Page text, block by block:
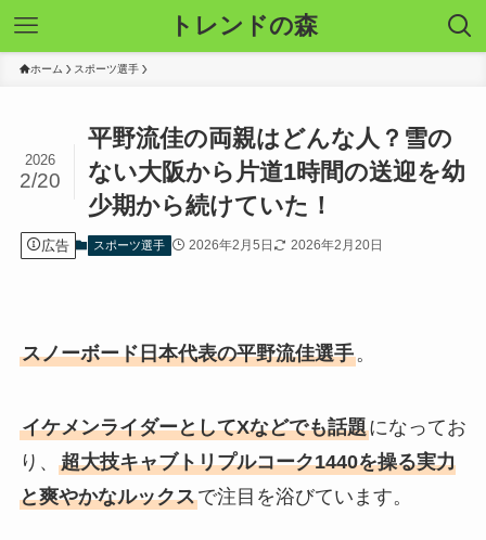
トレンドの森
ホーム スポーツ選手
平野流佳の両親はどんな人？雪の
ない大阪から片道1時間の送迎を幼
少期から続けていた！
2026
2/20
広告 スポーツ選手 2026年2月5日 2026年2月20日
スノーボード日本代表の平野流佳選手。
イケメンライダーとしてXなどでも話題になってお
り、 超大技キャブトリプルコーク1440を操る実力
と爽やかなルックスで注目を浴びています。